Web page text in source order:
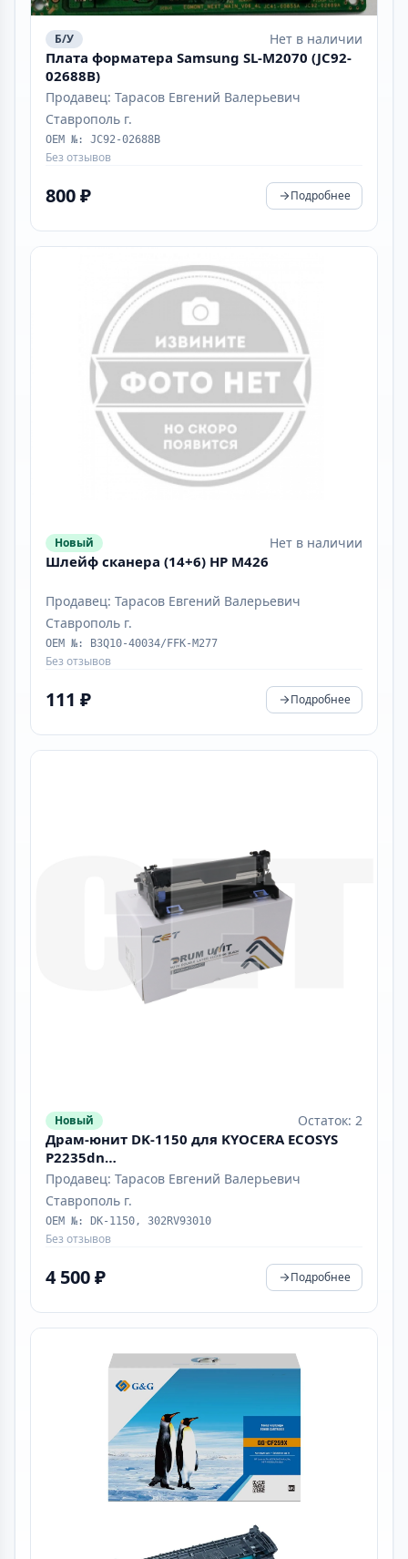
Б/У Нет в наличии
Плата форматера Samsung SL-M2070 (JC92-
02688B)
Продавец: Тарасов Евгений Валерьевич
Ставрополь г.
OEM №: JC92-02688B
Без отзывов
800 ₽ Подробнее
Новый Нет в наличии
Шлейф сканера (14+6) HP M426
Продавец: Тарасов Евгений Валерьевич
Ставрополь г.
OEM №: В3Q10-40034/FFK-M277
Без отзывов
111 ₽ Подробнее
Новый Остаток: 2
Драм-юнит DK-1150 для KYOCERA ECOSYS
P2235dn
/2040dn/M2135dn/2635dn/2040dn/2540dn
(CET), 150000 стр., CET8997
Продавец: Тарасов Евгений Валерьевич
Ставрополь г.
OEM №: DK-1150, 302RV93010
Без отзывов
4 500 ₽ Подробнее